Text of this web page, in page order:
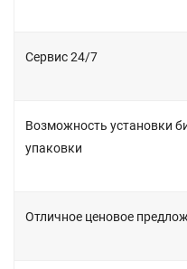
Сервис 24/7
Возможность установки
упаковки
Отличное ценовое